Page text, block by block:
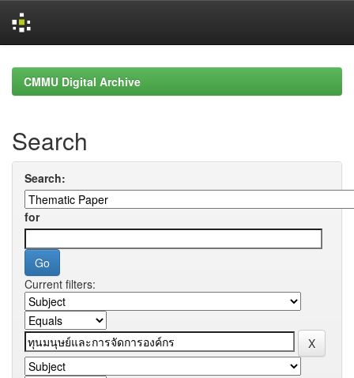
navigationCMMU Digital Archive
Search
Search:
for
Current filters: